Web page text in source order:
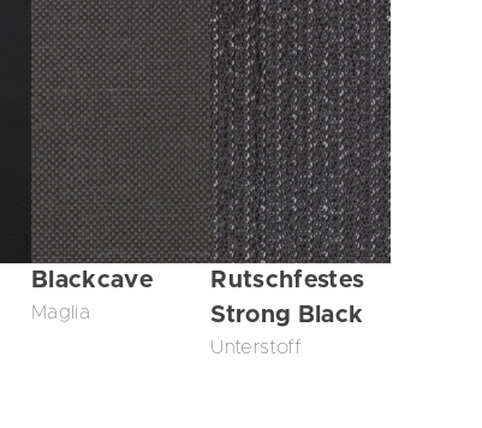
Blackcave
Maglia
Rutschfestes
Strong Black
Unterstoff